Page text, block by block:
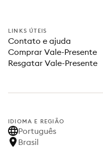
LINKS ÚTEIS
Contato e ajuda
Comprar Vale-Presente
Resgatar Vale-Presente
IDIOMA E REGIÃO
Português
Brasil